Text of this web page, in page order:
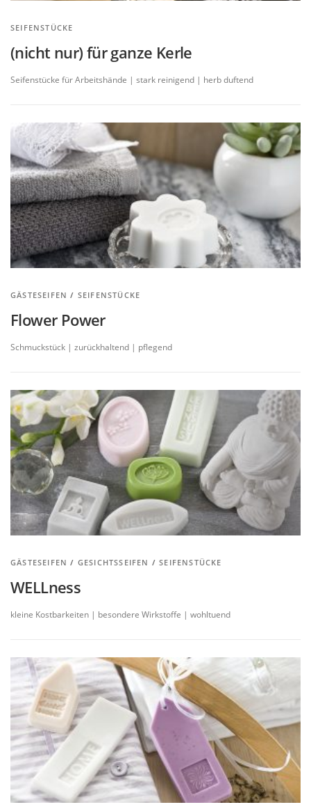
SEIFENSTÜCKE
(nicht nur) für ganze Kerle
Seifenstücke für Arbeitshände | stark reinigend | herb duftend
GÄSTESEIFEN / SEIFENSTÜCKE
Flower Power
Schmuckstück | zurückhaltend | pflegend
GÄSTESEIFEN / GESICHTSSEIFEN /SEIFENSTÜCKE
WELLness
kleine Kostbarkeiten | besondere Wirkstoffe | wohltuend